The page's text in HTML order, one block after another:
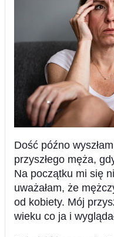
Dość późno
przyszłego męża,
Na początku mi się
uważałam, że
od kobiety. Mój
wieku co ja i